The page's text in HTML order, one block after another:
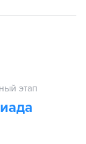
этап